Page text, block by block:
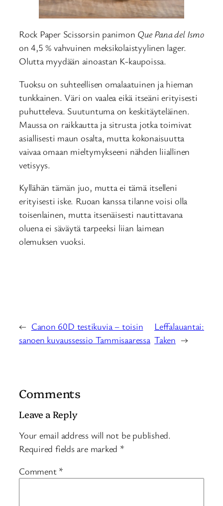
Rock Paper Scissorsin panimon Que Pana del Ismo
on 4,5 % vahvuinen meksikolaistyylinen lager.
Olutta myydään ainoastan K-kaupoissa.
Tuoksu on suhteellisen omalaatuinen ja hieman
tunkkainen. Väri on vaalea eikä itseäni erityisesti
puhutteleva. Suutuntuma on keskitäyteläinen.
Maussa on raikkautta ja sitrusta jotka toimivat
asiallisesti maun osalta, mutta kokonaisuutta
vaivaa omaan mieltymykseeni nähden liiallinen
vetisyys.
Kyllähän tämän juo, mutta ei tämä itselleni
erityisesti iske. Ruoan kanssa tilanne voisi olla
toisenlainen, mutta itsenäisesti nautittavana
oluena ei säväytä tarpeeksi liian laimean
olemuksen vuoksi.
← Canon 60D testikuvia – toisin
sanoen kuvaussessio Tammisaaressa
Leffalauantai:
Taken →
Comments
Leave a Reply
Your email address will not be published.
Required fields are marked *
Comment *